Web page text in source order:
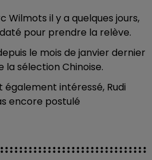
Wilmots il y a quelques jours,
pour prendre la relève.
le mois de janvier dernier
la sélection Chinoise.
également intéressé, Rudi
encore postulé